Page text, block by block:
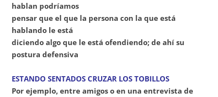
hablan podríamos
pensar que el que la persona con la que está
hablando le está
diciendo algo que le está ofendiendo; de ahí su
postura defensiva
ESTANDO SENTADOS CRUZAR LOS TOBILLOS
Por ejemplo, entre amigos o en una entrevista de